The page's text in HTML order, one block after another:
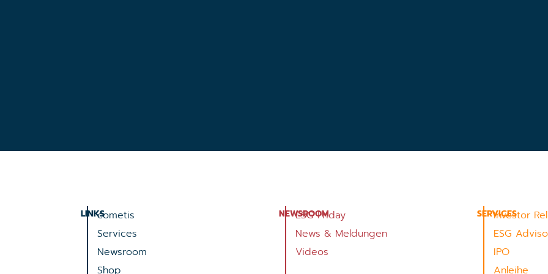
LINKScometis
Services
Newsroom
Shop
NEWSROOM
ESG Friday
News & Meldungen
Videos
SERVICES
Investor
ESG
IPO
Anleihe